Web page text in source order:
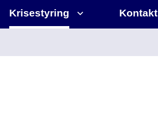
Krisestyring Kontakt